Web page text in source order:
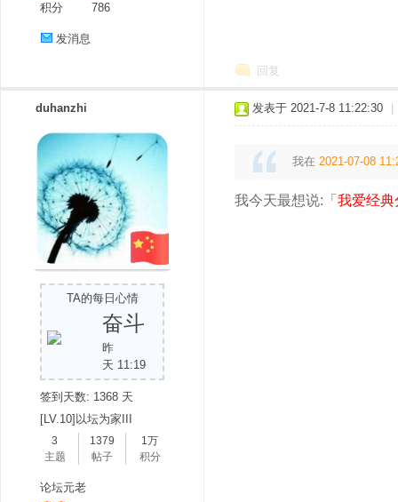
积分 786
发消息
回复
duhanzhi
TA的每日心情
奋斗
昨
天 11:19
签到天数: 1368 天
[LV.10]以坛为家III
3
主题
1379
帖子
1万
积分
论坛元老
发表于 2021-7-8 11:22:30
我在 2021-07-08
我今天最想说:「 我爱经典